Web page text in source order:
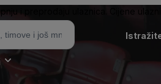
i preprodaju ulaznica. Cijene